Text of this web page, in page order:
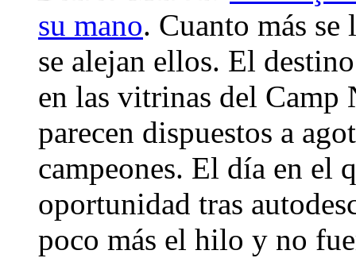
su mano. Cuanto más se
se alejan ellos. El
en las vitrinas del Camp
parecen dispuestos a
campeones. El día en el
oportunidad tras
poco más el hilo y no